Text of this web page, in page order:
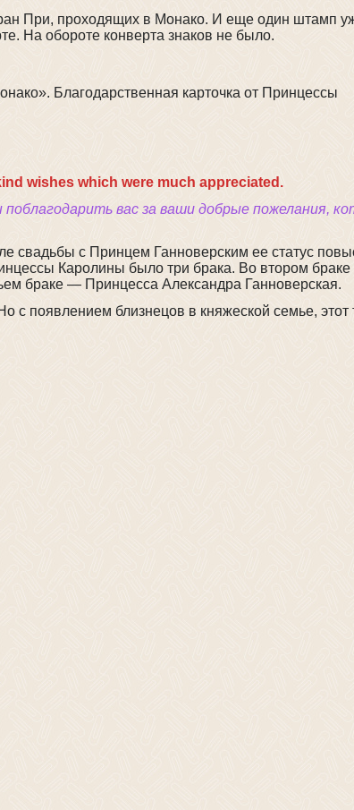
При, проходящих в Монако. И еще один штамп
На обороте конверта знаков не было.
Благодарственная карточка от Принцессы
wishes which were much appreciated.
вас за ваши добрые пожелания,
свадьбы с Принцем Ганноверским ее статус
Каролины было три брака. Во втором браке
браке — Принцесса Александра Ганноверская.
с появлением близнецов в княжеской семье, этот